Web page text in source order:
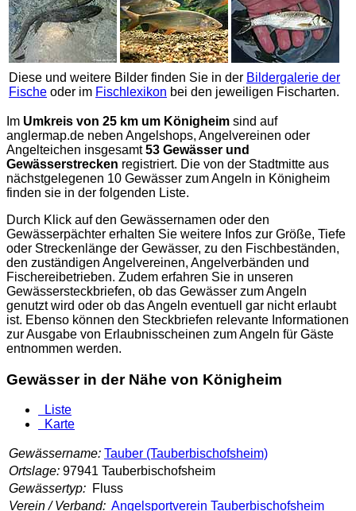
Diese und weitere Bilder finden Sie in der Bildergalerie der
Fische oder im Fischlexikon bei den jeweiligen Fischarten.
Im Umkreis von 25 km um Königheim sind auf
anglermap.de neben Angelshops, Angelvereinen oder
Angelteichen insgesamt53 Gewässer und
Gewässerstrecken registriert. Die von der Stadtmitte aus
nächstgelegenen 10 Gewässer zum Angeln in Königheim
finden sie in der folgenden Liste.
Durch Klick auf den Gewässernamen oder den
Gewässerpächter erhalten Sie weitere Infos zur Größe, Tiefe
oder Streckenlänge der Gewässer, zu den Fischbeständen,
den zuständigen Angelvereinen, Angelverbänden und
Fischereibetrieben. Zudem erfahren Sie in unseren
Gewässersteckbriefen, ob das Gewässer zum Angeln
genutzt wird oder ob das Angeln eventuell gar nicht erlaubt
ist. Ebenso können den Steckbriefen relevante Informationen
zur Ausgabe von Erlaubnisscheinen zum Angeln für Gäste
entnommen werden.
Gewässer in der Nähe von Königheim
Liste
Karte
Gewässername: Tauber (Tauberbischofsheim)
Ortslage: 97941 Tauberbischofsheim
Gewässertyp: Fluss
Verein / Verband: Angelsportverein Tauberbischofsheim